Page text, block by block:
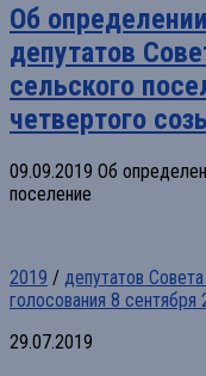
Об
депутатов
сельского
четвертого
09.09.2019 Об
поселение
2019 / депутатов
голосования 8 сентября
29.07.2019